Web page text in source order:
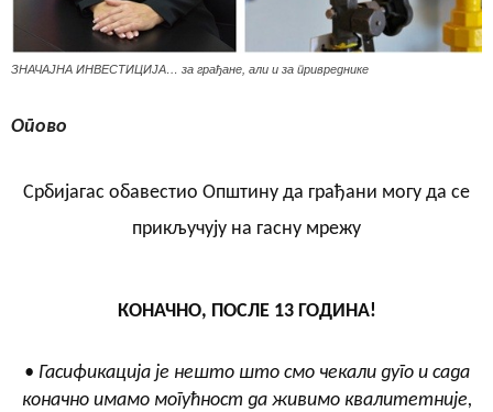
ЗНАЧАЈНА ИНВЕСТИЦИЈА… за грађане, али и за привреднике
Опово
Србијагас обавестио Општину да грађани могу да се
прикључују на гасну мрежу
КОНАЧНО, ПОСЛЕ 13 ГОДИНА!
• Гасификација је нешто што смо чекали дуго и сада
коначно имамо могућност да живимо квалитетније,